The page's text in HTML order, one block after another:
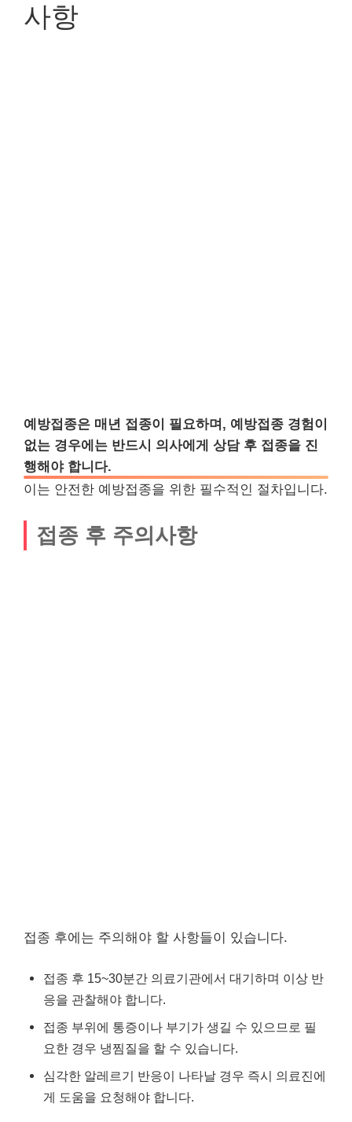
사항
예방접종은 매년 접종이 필요하며, 예방접종 경험이
없는 경우에는 반드시 의사에게 상담 후 접종을 진
행해야 합니다.
이는 안전한 예방접종을 위한 필수적인 절차입니다.
접종 후 주의사항
접종 후에는 주의해야 할 사항들이 있습니다.
접종 후 15~30분간 의료기관에서 대기하며 이상 반
응을 관찰해야 합니다.
접종 부위에 통증이나 부기가 생길 수 있으므로 필
요한 경우 냉찜질을 할 수 있습니다.
심각한 알레르기 반응이 나타날 경우 즉시 의료진에
게 도움을 요청해야 합니다.